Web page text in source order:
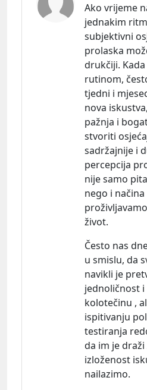
Ako vrijeme
jednakim
subjektivni
prolaska
drukčiji.
rutinom,
tjedni i
nova
pažnja i
stvoriti
sadržajnije i
percepcija
nije samo
nego i
život.
Često nas
u smislu, da
navikli je
jednoličnost
kolotečinu ,
ispitivanju
testiranja
da im je
izloženost
nailazimo.